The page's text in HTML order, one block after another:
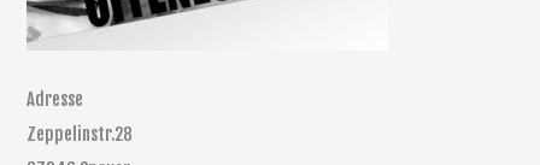
Adresse
Zeppelinstr.28